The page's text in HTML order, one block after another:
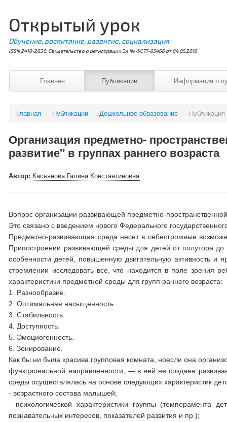
Открытый урок
Обучение, воспитание, развитие, социализация
ISSN 2410-2830. Свидетельство о регистрации Эл № ФС77-65466 от 04.05.2016
Главная Публикации Информация о
Главная / Публикации / Дошкольное образование /
Организация предметно-
развитие" в группах раннего возраста
Автор: Касьянова Галина Константиновна
Вопрос организации развивающей предметно-
Это связано с введением нового Федерального
Предметно-развивающая среда несет в себеогромные
Припостроении развивающей среды для детей от полутора до
особенности детей, повышенную двигательную активность и
стремлении исследовать все, что находится в поле зрения
характеристики предметной среды для групп раннего возраста:
1. Разнообразие.
2. Оптимальная насыщенность.
3. Стабильность.
4. Доступность.
5. Эмоциогенность.
6. Зонирование.
Как бы ни была красива групповая комната, ноесли она
функциональной направленности, — в ней не создана
среды осуществлялась на основе следующих характеристик
- возрастного состава малышей;
- психологической характеристики группы (темперамента
познавательных интересов, показателей развития и пр.);